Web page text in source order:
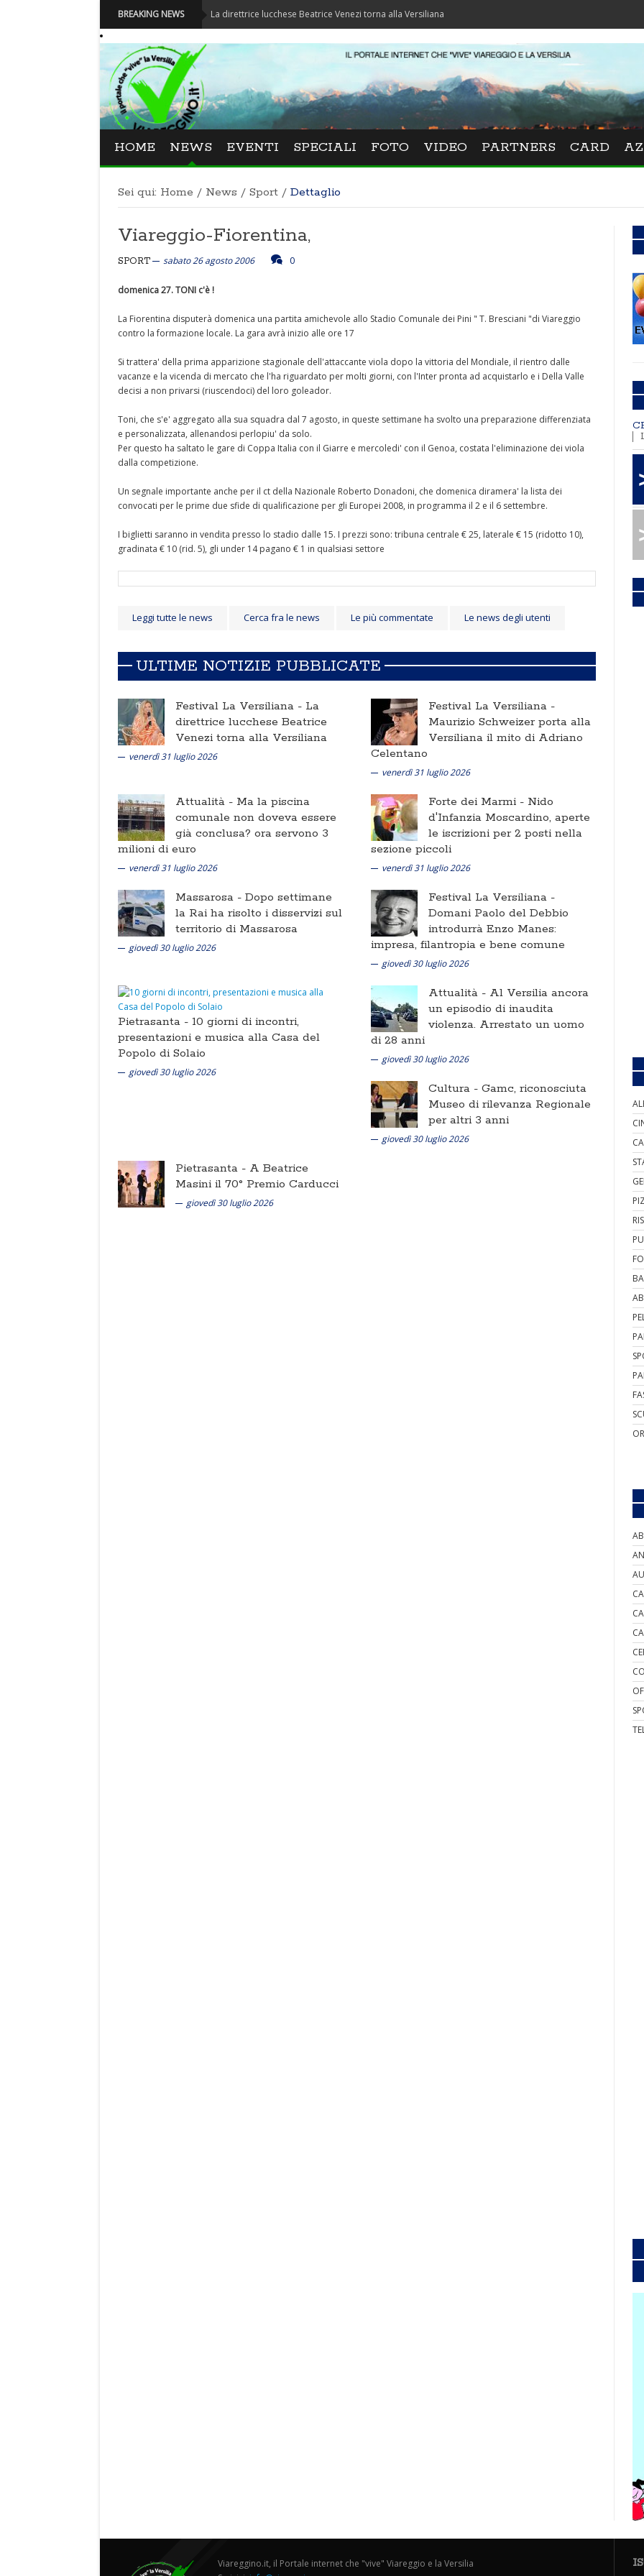
BREAKING NEWS
Festival La Versiliana - La direttrice lucchese Beatrice Venezi torna alla Versiliana
HOME NEWS EVENTI SPECIALI FOTO VIDEO PARTNERS CARD
Sei qui: Home / News / Sport / Dettaglio
Viareggio-Fiorentina,
SPORT sabato 26 agosto 2006 0
domenica 27. TONI c'è !
La Fiorentina disputerà domenica una partita amichevole allo Stadio Comunale dei Pini " T. Bresciani "di Viareggio
contro la formazione locale. La gara avrà inizio alle ore 17
Si trattera' della prima apparizione stagionale dell'attaccante viola dopo la vittoria del Mondiale, il rientro dalle
vacanze e la vicenda di mercato che l'ha riguardato per molti giorni, con l'Inter pronta ad acquistarlo e i Della Valle
decisi a non privarsi (riuscendoci) del loro goleador.
Toni, che s'e' aggregato alla sua squadra dal 7 agosto, in queste settimane ha svolto una preparazione differenziata
e personalizzata, allenandosi perlopiu' da solo.
Per questo ha saltato le gare di Coppa Italia con il Giarre e mercoledi' con il Genoa, costata l'eliminazione dei viola
dalla competizione.
Un segnale importante anche per il ct della Nazionale Roberto Donadoni, che domenica diramera' la lista dei
convocati per le prime due sfide di qualificazione per gli Europei 2008, in programma il 2 e il 6 settembre.
I biglietti saranno in vendita presso lo stadio dalle 15. I prezzi sono: tribuna centrale € 25, laterale € 15 (ridotto 10),
gradinata € 10 (rid. 5), gli under 14 pagano € 1 in qualsiasi settore
Leggi tutte le news Cerca fra le news Le più commentate Le news degli utenti
ULTIME NOTIZIE PUBBLICATE
Festival La Versiliana - La
direttrice lucchese Beatrice
Venezi torna alla Versiliana
venerdì 31 luglio 2026
Festival La Versiliana -
Maurizio Schweizer porta alla
Versiliana il mito di Adriano
Celentano
venerdì 31 luglio 2026
Attualità - Ma la piscina
comunale non doveva essere
già conclusa? ora servono 3
milioni di euro
venerdì 31 luglio 2026
Forte dei Marmi - Nido
d'Infanzia Moscardino, aperte
le iscrizioni per 2 posti nella
sezione piccoli
venerdì 31 luglio 2026
Massarosa - Dopo settimane
la Rai ha risolto i disservizi sul
territorio di Massarosa
giovedì 30 luglio 2026
Festival La Versiliana -
Domani Paolo del Debbio
introdurrà Enzo Manes:
impresa, filantropia e bene comune
giovedì 30 luglio 2026
Pietrasanta - 10 giorni di incontri,
presentazioni e musica alla Casa del
Popolo di Solaio
giovedì 30 luglio 2026
Attualità - Al Versilia ancora
un episodio di inaudita
violenza. Arrestato un uomo
di 28 anni
giovedì 30 luglio 2026
Cultura - Gamc, riconosciuta
Museo di rilevanza Regionale
per altri 3 anni
giovedì 30 luglio 2026
Pietrasanta - A Beatrice
Masini il 70° Premio Carducci
giovedì 30 luglio 2026
Viareggino.it, il Portale internet che "vive" Viareggio e la Versilia